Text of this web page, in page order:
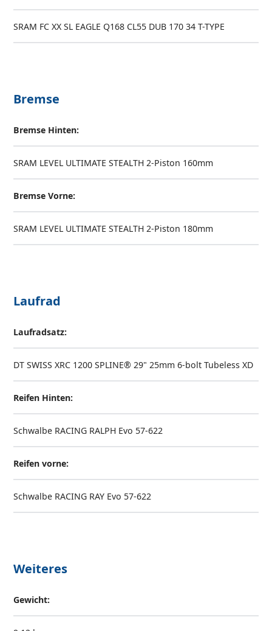
SRAM FC XX SL EAGLE Q168 CL55 DUB 170 34 T-TYPE
Bremse
Bremse Hinten:
SRAM LEVEL ULTIMATE STEALTH 2-Piston 160mm
Bremse Vorne:
SRAM LEVEL ULTIMATE STEALTH 2-Piston 180mm
Laufrad
Laufradsatz:
DT SWISS XRC 1200 SPLINE® 29" 25mm 6-bolt Tubeless XD
Reifen Hinten:
Schwalbe RACING RALPH Evo 57-622
Reifen vorne:
Schwalbe RACING RAY Evo 57-622
Weiteres
Gewicht: